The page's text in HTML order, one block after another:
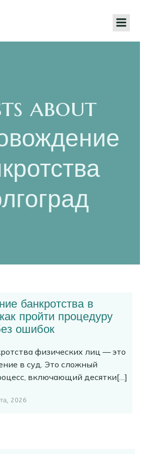
about
банкротства в
пройти процедуру
ошибок
физических лиц — это
в суд. Это сложный
включающий десятки[…]
2026